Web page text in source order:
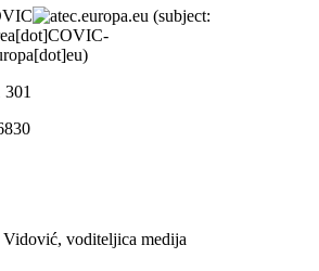
ec.europa.eu (subject: